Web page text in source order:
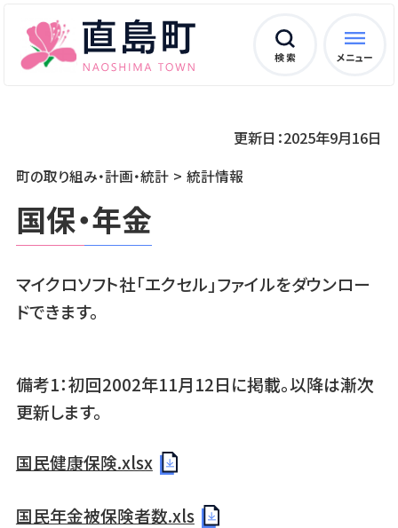
検 索 メニュー
町の取り組み・計画・統計 統計情報
更新日：2025年9月16日
国保・年金
マイクロソフト社「エクセル」ファイルをダウンロー
ドできます。
備考1：初回2002年11月12日に掲載。以降は漸次
更新します。
国民健康保険.xlsx
国民年金被保険者数.xls